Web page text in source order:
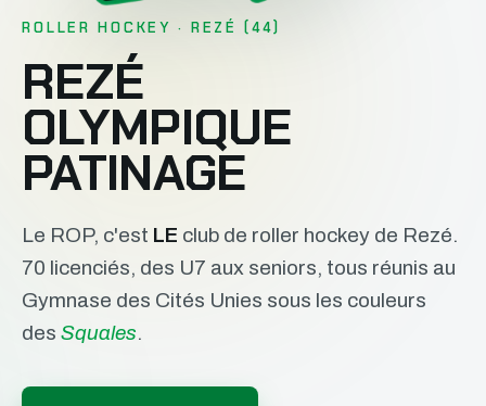
ROLLER HOCKEY · REZÉ (44)
REZÉ
OLYMPIQUE
PATINAGE
Le ROP, c'est LE club de roller hockey de Rezé.
70 licenciés, des U7 aux seniors, tous réunis au
Gymnase des Cités Unies sous les couleurs
des Squales.